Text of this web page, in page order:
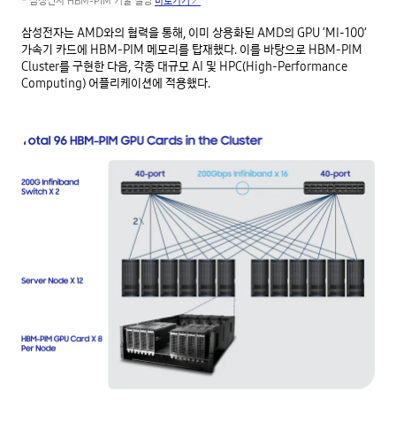
삼성전자는 AMD와의 협력을 통해, 이미 상용화된 AMD의 GPU ‘MI-100’
가속기 카드에 HBM-PIM 메모리를 탑재했다. 이를 바탕으로 HBM-PIM
Cluster를 구현한 다음, 각종 대규모 AI 및 HPC(High-Performance
Computing) 어플리케이션에 적용했다.